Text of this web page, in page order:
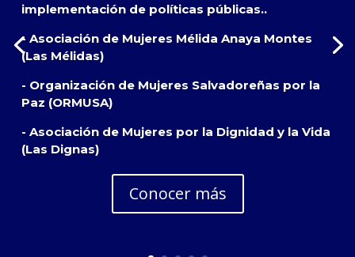
implementación de políticas públicas..
- Asociación de Mujeres Mélida Anaya Montes
(Las Mélidas)
- Organización de Mujeres Salvadoreñas por la
Paz (ORMUSA)
- Asociación de Mujeres por la Dignidad y la Vida
(Las Dignas)
Conocer más